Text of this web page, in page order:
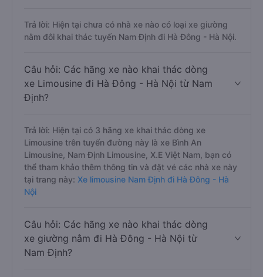
Trả lời: Hiện tại chưa có nhà xe nào có loại xe giường
nằm đôi khai thác tuyến Nam Định đi Hà Đông - Hà Nội.
Câu hỏi: Các hãng xe nào khai thác dòng
xe Limousine đi Hà Đông - Hà Nội từ Nam
Định?
Trả lời: Hiện tại có 3 hãng xe khai thác dòng xe
Limousine trên tuyến đường này là xe Bình An
Limousine, Nam Định Limousine, X.E Việt Nam, bạn có
thể tham khảo thêm thông tin và đặt vé các nhà xe này
tại trang này: Xe limousine Nam Định đi Hà Đông - Hà
Nội
Câu hỏi: Các hãng xe nào khai thác dòng
xe giường nằm đi Hà Đông - Hà Nội từ
Nam Định?